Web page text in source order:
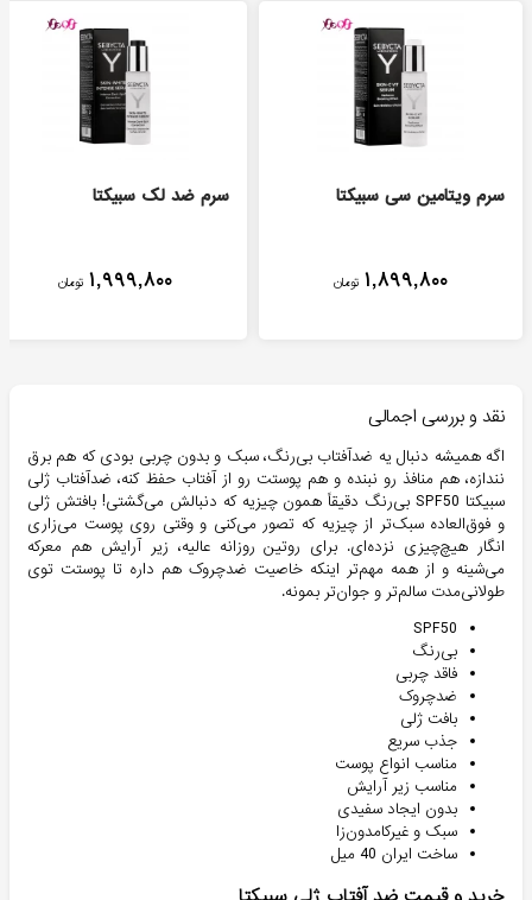
سرم ویتامین سی سبیکتا
۱,۸۹۹,۸۰۰ تومان
سرم ضد لک سبیکتا
۱,۹۹۹,۸۰۰ تومان
نقد و بررسی اجمالی
اگه همیشه دنبال یه ضدآفتاب بی‌رنگ، سبک و بدون چربی بودی که هم برق
نندازه، هم منافذ رو نبنده و هم پوستت رو از آفتاب حفظ کنه، ضدآفتاب ژلی
سبیکتا SPF50 بی‌رنگ دقیقاً همون چیزیه که دنبالش می‌گشتی! بافتش ژلی
و فوق‌العاده سبک‌تر از چیزیه که تصور می‌کنی و وقتی روی پوست می‌زاری
انگار هیچ‌چیزی نزد‌ه‌ای. برای روتین روزانه عالیه، زیر آرایش هم معرکه
می‌شینه و از همه مهم‌تر اینکه خاصیت ضدچروک هم داره تا پوستت توی
طولانی‌مدت سالم‌تر و جوان‌تر بمونه.
SPF50
بی‌رنگ
فاقد چربی
ضدچروک
بافت ژلی
جذب سریع
مناسب انواع پوست
مناسب زیر آرایش
بدون ایجاد سفیدی
سبک و غیرکامدون‌زا
ساخت ایران 40 میل